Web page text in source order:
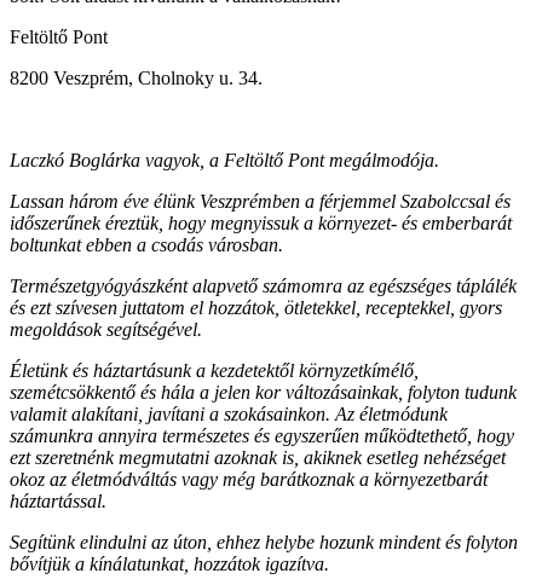
Feltöltő Pont
8200 Veszprém, Cholnoky u. 34.
Laczkó Boglárka vagyok, a Feltöltő Pont megálmodója.
Lassan három éve élünk Veszprémben a férjemmel Szabolccsal és
időszerűnek éreztük, hogy megnyissuk a környezet- és emberbarát
boltunkat ebben a csodás városban.
Természetgyógyászként alapvető számomra az egészséges táplálék
és ezt szívesen juttatom el hozzátok, ötletekkel, receptekkel, gyors
megoldások segítségével.
Életünk és háztartásunk a kezdetektől környzetkímélő,
szemétcsökkentő és hála a jelen kor változásainkak, folyton tudunk
valamit alakítani, javítani a szokásainkon. Az életmódunk
számunkra annyira természetes és egyszerűen működtethető, hogy
ezt szeretnénk megmutatni azoknak is, akiknek esetleg nehézséget
okoz az életmódváltás vagy még barátkoznak a környezetbarát
háztartással.
Segítünk elindulni az úton, ehhez helybe hozunk mindent és folyton
bővítjük a kínálatunkat, hozzátok igazítva.